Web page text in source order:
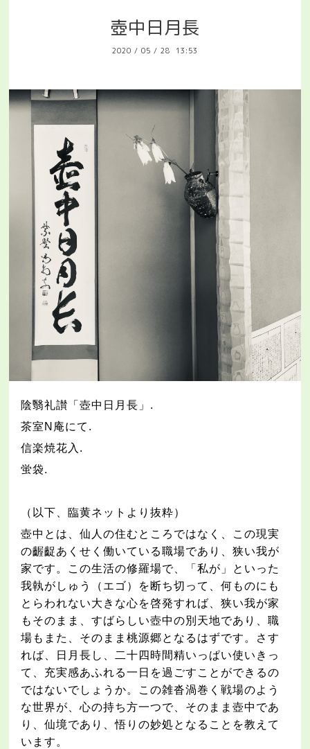
壺中日月長
2020 / 05 / 28 13:53
陰翳礼讃「壺中日月長」 .
茶室 N 庵にて .
信楽焼花入 .
蛍袋.
（以下、臨黄ネットより抜粋）
壺中とは、仙人の住むところではなく、この現実
の齷齪あくせく働いている職場であり、狭い我が
家です。この生活の修羅場で、「私が」といった
我執がしゅう（エゴ）を断ち切って、何ものにも
とらわれない大きな心を啓発すれば、狭い我が家
もそのまま、すばらしい壺中の別天地であり、職
場もまた、そのまま桃源郷となるはずです。さす
れば、日月長し、二十四時間精いっぱい使いきっ
て、充実感あふれる一日を過ごすことができるの
ではないでしょうか。この雑沓渦巻く戦場のよう
な世界が、心の持ち方一つで、そのまま壺中であ
り、仙境であり、悟りの妙処となることを教えて
います。